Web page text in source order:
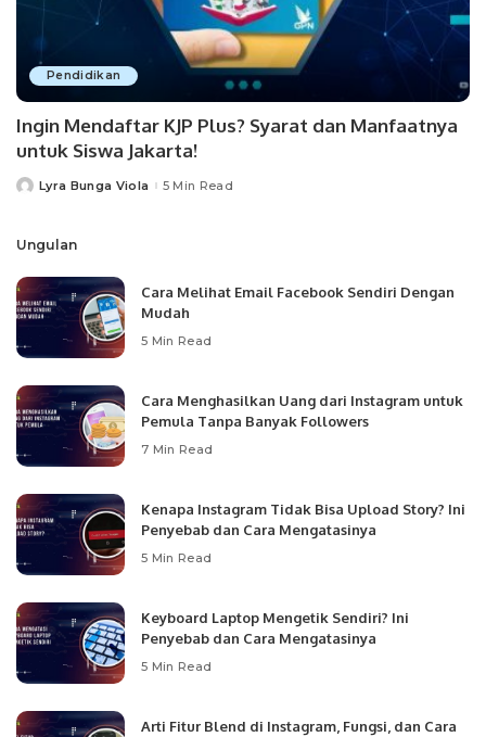
Pendidikan
Ingin Mendaftar KJP Plus? Syarat dan Manfaatnya
untuk Siswa Jakarta!
PostedLyra Bunga Viola 5 Min Read
Ungulan
Cara Melihat Email Facebook Sendiri Dengan
Mudah
5 Min Read
Cara Menghasilkan Uang dari Instagram untuk
Pemula Tanpa Banyak Followers
7 Min Read
Kenapa Instagram Tidak Bisa Upload Story? Ini
Penyebab dan Cara Mengatasinya
5 Min Read
Keyboard Laptop Mengetik Sendiri? Ini
Penyebab dan Cara Mengatasinya
5 Min Read
Arti Fitur Blend di Instagram, Fungsi, dan Cara